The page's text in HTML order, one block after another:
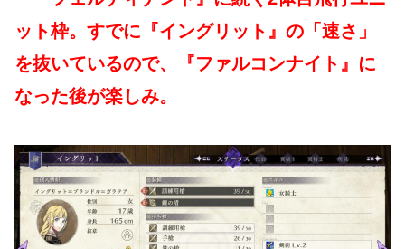
ット枠。すでに『イングリット』の「速さ」
を抜いているので、『ファルコンナイト』に
なった後が楽しみ。